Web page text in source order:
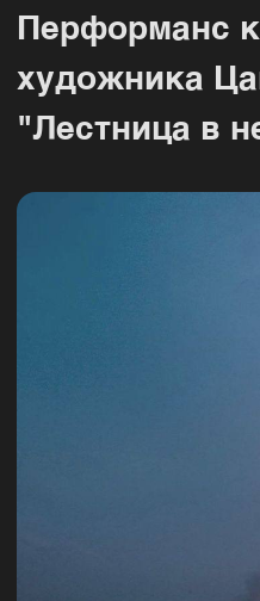
Перформанс
художника
"Лестница в